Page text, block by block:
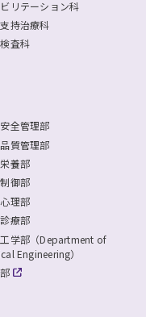
リテーション科
持治療科
査科
全管理部
質管理部
養部
御部
理部
療部
学部（Department of
Engineering）